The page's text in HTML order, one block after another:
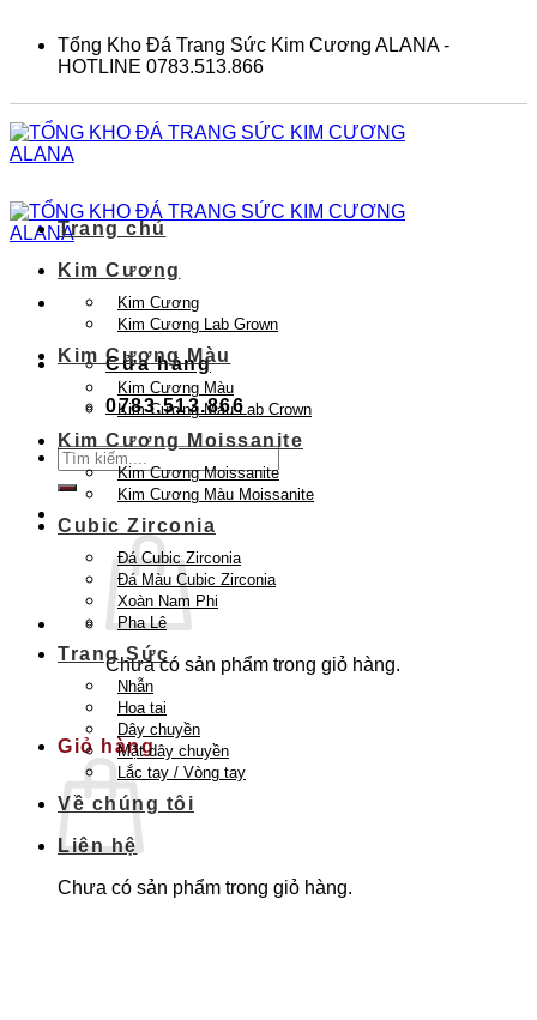
content
Tổng Kho Đá Trang Sức Kim Cương ALANA -
HOTLINE 0783.513.866
Cửa hàng
0783.513.866
Tìm
kiếm:
Chưa có sản phẩm trong giỏ hàng.
Quay trở lại cửa hàng
Giỏ hàng
Chưa có sản phẩm trong giỏ hàng.
Trang chủ
Kim Cương
Kim Cương
Kim Cương Lab Grown
Kim Cương Màu
Kim Cương Màu
Kim Cương Màu Lab Crown
Kim Cương Moissanite
Kim Cương Moissanite
Kim Cương Màu Moissanite
Cubic Zirconia
Đá Cubic Zirconia
Đá Màu Cubic Zirconia
Xoàn Nam Phi
Pha Lê
Trang Sức
Nhẫn
Hoa tai
Dây chuyền
Mặt dây chuyền
Lắc tay / Vòng tay
Về chúng tôi
Liên hệ